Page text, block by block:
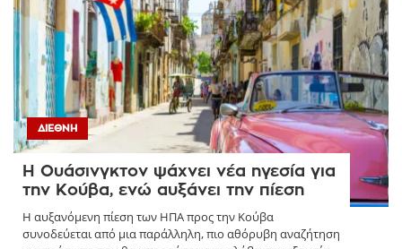
ΔΙΕΘΝΉ
Η Ουάσινγκτον ψάχνει νέα ηγεσία για
την Κούβα, ενώ αυξάνει την πίεση
Η αυξανόμενη πίεση των ΗΠΑ προς την Κούβα
συνοδεύεται από μια παράλληλη, πιο αθόρυβη αναζήτηση